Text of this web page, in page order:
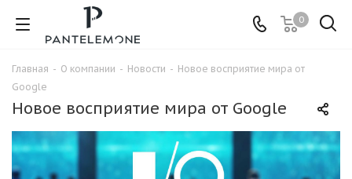
0
Главная - О компании - Новости - Новое восприятие мира от
Google
Новое восприятие мира от Google